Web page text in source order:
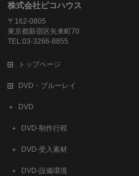
株式会社ピコハウス
〒162-0805
東京都新宿区矢来町70
TEL:03-3266-8855
トップページ
DVD・ブルーレイ
DVD
DVD-制作行程
DVD-受入素材
DVD-設備環境